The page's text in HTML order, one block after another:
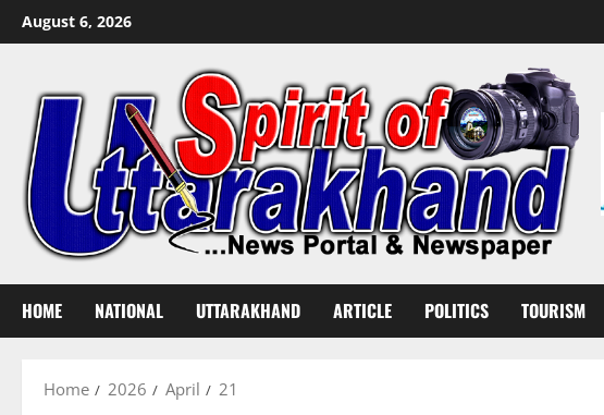
Skip
to
August 6, 2026
HOME NATIONAL UTTARAKHAND ARTICLE POLITICS TOURISM
Home 2026 April 21